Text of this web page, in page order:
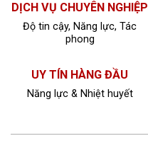
DỊCH VỤ CHUYÊN NGHIỆP
Độ tin cậy, Năng lực, Tác
phong
UY TÍN HÀNG ĐẦU
Năng lực & Nhiệt huyết